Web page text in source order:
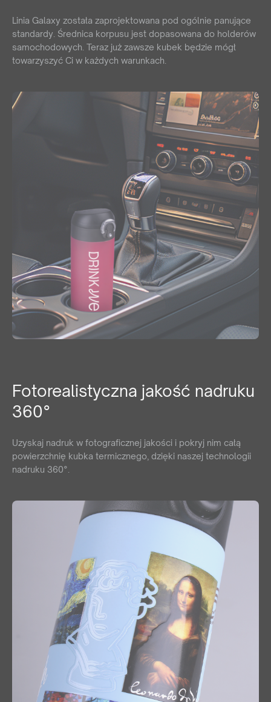
Linia Galaxy została zaprojektowana pod ogólnie panujące
standardy. Średnica korpusu jest dopasowana do holderów
samochodowych. Teraz już zawsze kubek będzie mógł
towarzyszyć Ci w każdych warunkach.
Fotorealistyczna jakość nadruku
360°
Uzyskaj nadruk w fotograficznej jakości i pokryj nim całą
powierzchnię kubka termicznego, dzięki naszej technologii
nadruku 360°.
Reprezentujesz
agencję reklamową?
Chcesz nawiązać z nami długoletnią współpracę? Sprawdź
naszą ofertę współpracy, załóż darmowe konto w naszym
panelu B2B i odkryj pełnię możliwości naszego systemu.
WSPÓŁPRACA
lub zadzwoń: +48 539 530 957